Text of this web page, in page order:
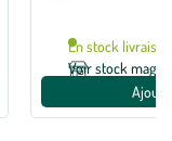
En stock livraison
Voir stock